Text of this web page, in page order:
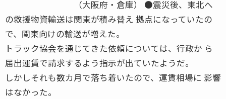
（大阪府・倉庫） ●震災後、東北へ
の救援物資輸送は関東が積み替え 拠点になっていたの
で、関東向けの輸送が増えた。
トラック協会を通じてきた依頼については、行政か ら
届出運賃で請求するよう指示が出ていたようだ。
しかしそれも数カ月で落ち着いたので、運賃相場に 影響
はなかった。